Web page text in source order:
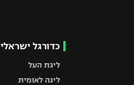
כדורגל ישראלי
ליגת העל
ליגה לאומית